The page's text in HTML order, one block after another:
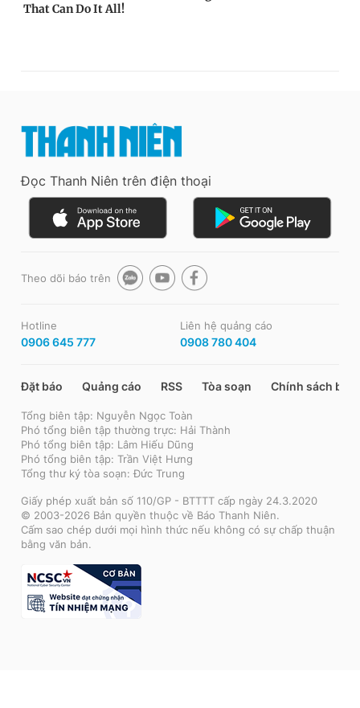
Đọc Thanh Niên trên điện thoại
Theo dõi báo trên
Hotline
0906 645 777
Liên hệ quảng cáo
0908 780 404
Đặt báo Quảng cáo RSS Tòa soạn Chính sách bảo
Tổng biên tập: Nguyễn Ngọc Toàn
Phó tổng biên tập thường trực: Hải Thành
Phó tổng biên tập: Lâm Hiếu Dũng
Phó tổng biên tập: Trần Việt Hưng
Tổng thư ký tòa soạn: Đức Trung
Giấy phép xuất bản số 110/GP - BTTTT cấp ngày 24.3.2020
© 2003-2026 Bản quyền thuộc về Báo Thanh Niên.
Cấm sao chép dưới mọi hình thức nếu không có sự chấp thuận
bằng văn bản.